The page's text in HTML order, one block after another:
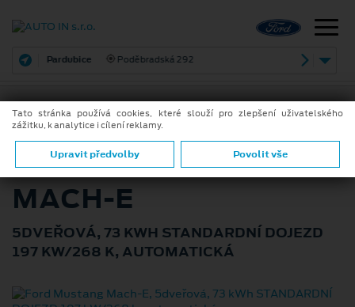
Pardubice Poděbradská 292
FORD MUSTANG
MACH-E
5DVEŘOVÁ, 73 KWH STANDARDNÍ DOJEZD
197 KW/268 K, AUTOMATICKÁ
Tato stránka používá cookies, které slouží pro zlepšení uživatelského
zážitku, k analytice i cílení reklamy.
Upravit předvolby Povolit vše